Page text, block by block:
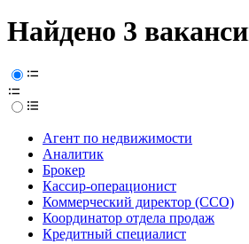
Найдено 3
Агент по недвижимости
Аналитик
Брокер
Кассир-операционист
Коммерческий директор (CCO)
Координатор отдела продаж
Кредитный специалист